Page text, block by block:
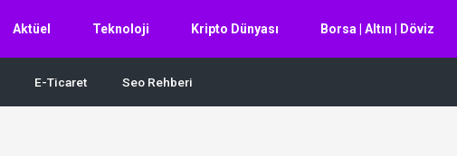
Aktüel Teknoloji Kripto Dünyası Borsa | Altın | Döviz
E-Ticaret Seo Rehberi